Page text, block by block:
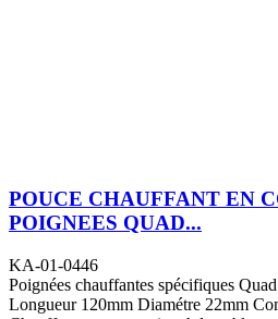
POUCE CHAUFFANT EN
POIGNEES QUAD...
KA-01-0446
Poignées chauffantes spécifiques
Longueur 120mm Diamétre 22mm